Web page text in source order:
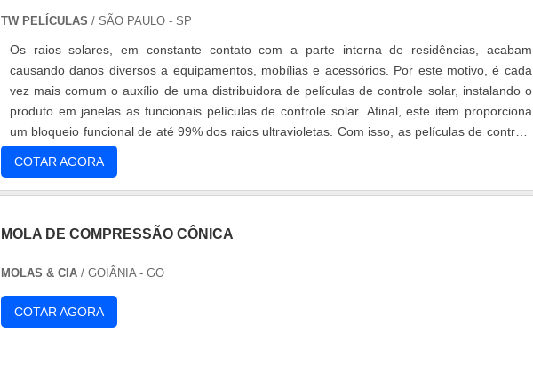
TW PELÍCULAS / SÃO PAULO - SP
Os raios solares, em constante contato com a parte interna de residências, acabam
causando danos diversos a equipamentos, mobílias e acessórios. Por este motivo, é cada
vez mais comum o auxílio de uma distribuidora de películas de controle solar, instalando o
produto em janelas as funcionais películas de controle solar. Afinal, este item proporciona
um bloqueio funcional de até 99% dos raios ultravioletas. Com isso, as películas de controle
COTAR AGORA
MOLA DE COMPRESSÃO CÔNICA
MOLAS & CIA / GOIÂNIA - GO
COTAR AGORA